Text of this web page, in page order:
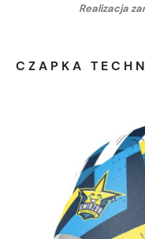
Realizacja
CZAPKA